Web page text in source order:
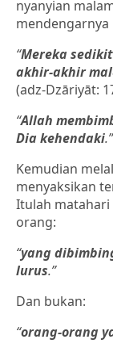
nyanyian
mendengarnya
“Mereka
akhir-akhir
(adz-Dzāriyāt:
“Allah
Dia kehendaki.”
Kemudian
menyaksikan
Itulah matahari
orang:
“yang
lurus.”
Dan bukan:
“orang-orang